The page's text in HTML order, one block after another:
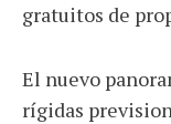
gratuitos de
El nuevo
rígidas